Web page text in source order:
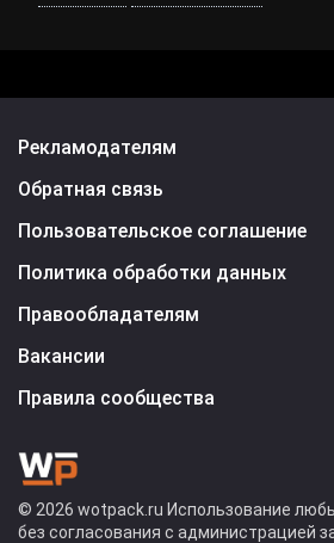
Рекламодателям
Обратная связь
Пользовательское соглашение
Политика обработки данных
Правообладателям
Вакансии
Правила сообщества
© 2026 wotpack.ru Использование
без согласования с администрацией